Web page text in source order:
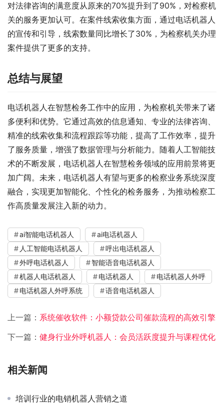
对法律咨询的满意度从原来的70%提升到了90%，对检察机
关的服务更加认可。在案件线索收集方面，通过电话机器人
的宣传和引导，线索数量同比增长了30%，为检察机关办理
案件提供了更多的支持。
总结与展望
电话机器人在智慧检务工作中的应用，为检察机关带来了诸
多便利和优势。它通过高效的信息通知、专业的法律咨询、
精准的线索收集和流程跟踪等功能，提高了工作效率，提升
了服务质量，增强了数据管理与分析能力。随着人工智能技
术的不断发展，电话机器人在智慧检务领域的应用前景将更
加广阔。未来，电话机器人有望与更多的检察业务系统深度
融合，实现更加智能化、个性化的检务服务，为推动检察工
作高质量发展注入新的动力。
ai智能电话机器人
ai电话机器人
人工智能电话机器人
呼出电话机器人
外呼电话机器人
智能语音电话机器人
机器人电话机器人
电话机器人
电话机器人外呼
电话机器人外呼系统
语音电话机器人
上一篇： 系统催收软件：小额贷款公司催款流程的高效引擎
下一篇： 健身行业外呼机器人：会员活跃度提升与课程优化
相关新闻
培训行业的电销机器人营销之道